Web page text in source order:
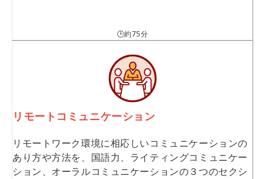
🕒約75分
リモートコミュニケーション
リモートワーク環境に相応しいコミュニケーションの
あり方や方法を、国語力、ライティングコミュニケー
ション、オーラルコミュニケーションの３つのセクシ